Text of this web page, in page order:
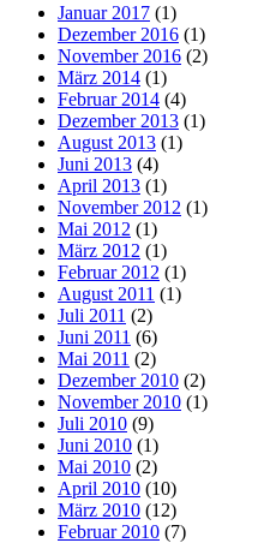
Januar 2017 (1)
Dezember 2016 (1)
November 2016 (2)
März 2014 (1)
Februar 2014 (4)
Dezember 2013 (1)
August 2013 (1)
Juni 2013 (4)
April 2013 (1)
November 2012 (1)
Mai 2012 (1)
März 2012 (1)
Februar 2012 (1)
August 2011 (1)
Juli 2011 (2)
Juni 2011 (6)
Mai 2011 (2)
Dezember 2010 (2)
November 2010 (1)
Juli 2010 (9)
Juni 2010 (1)
Mai 2010 (2)
April 2010 (10)
März 2010 (12)
Februar 2010 (7)